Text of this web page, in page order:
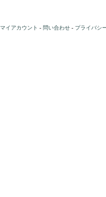
マイアカウント - 問い合わせ - プライバシ